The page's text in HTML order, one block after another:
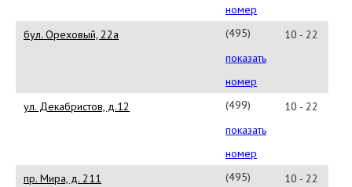
89-
19
номер
бул. Ореховый, 22а
(495)
790-
74-
37
показать
номер
10 - 22
ул. Декабристов, д.12
(499)
650-
83-
40
показать
номер
10 - 22
пр. Мира, д. 211 (495) 10 - 22